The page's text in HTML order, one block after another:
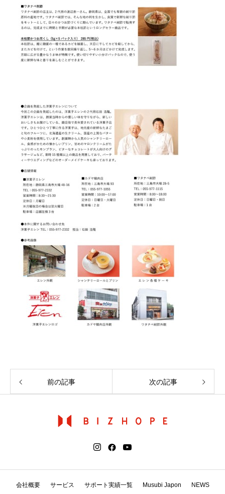
前の記事 次の記事
会社概要 サービス サポート実績一覧 Musubi Japon NEWS